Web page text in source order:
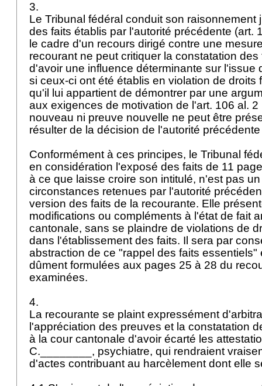
3.
Le Tribunal fédéral conduit son raisonnement
des faits établis par l'autorité précédente (art.
le cadre d'un recours dirigé contre une
recourant ne peut critiquer la constatation
d'avoir une influence déterminante sur l'issue
si ceux-ci ont été établis en violation de droits
qu'il lui appartient de démontrer par une
aux exigences de motivation de l'art. 106 al. 2
nouveau ni preuve nouvelle ne peut être
résulter de la décision de l'autorité précédente
Conformément à ces principes, le Tribunal
en considération l'exposé des faits de 11
à ce que laisse croire son intitulé, n'est pas
circonstances retenues par l'autorité
version des faits de la recourante. Elle
modifications ou compléments à l'état de fait
cantonale, sans se plaindre de violations de
dans l'établissement des faits. Il sera par
abstraction de ce "rappel des faits essentiels"
dûment formulées aux pages 25 à 28 du
examinées.
4.
La recourante se plaint expressément
l'appréciation des preuves et la constatation
à la cour cantonale d'avoir écarté les
C.________, psychiatre, qui rendraient
d'actes contribuant au harcèlement dont elle